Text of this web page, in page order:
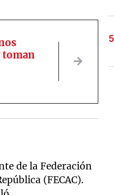
toman
de la Federación
(FECAC).